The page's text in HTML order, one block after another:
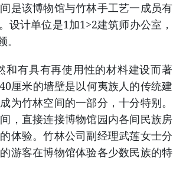
是该博物馆与竹林手工艺一成员有
设计单位是1加1>2建筑师办公室，
有具有再使用性的材料建设而著
厘米的墙壁是以何夷族人的传统建
为竹林空间的一部分，十分特别。
，直接连接博物馆园内各间民族房
体验。竹林公司副经理武莲女士分
游客在博物馆体验各少数民族的特